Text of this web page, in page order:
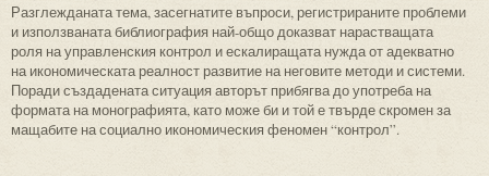
Разглежданата тема, засегнатите въпроси, регистрираните проблеми
и използваната библиография най-общо доказват нарастващата
роля на управленския контрол и ескалиращата нужда от адекватно
на икономическата реалност развитие на неговите методи и системи.
Поради създадената ситуация авторът прибягва до употреба на
формата на монографията, като може би и той е твърде скромен за
мащабите на социално икономическия феномен “контрол”.